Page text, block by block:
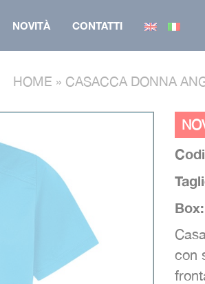
CAPPELLINO
GILET
NOVITÀ CONTATTI
HOME » CASACCA DONNA
Box:
con